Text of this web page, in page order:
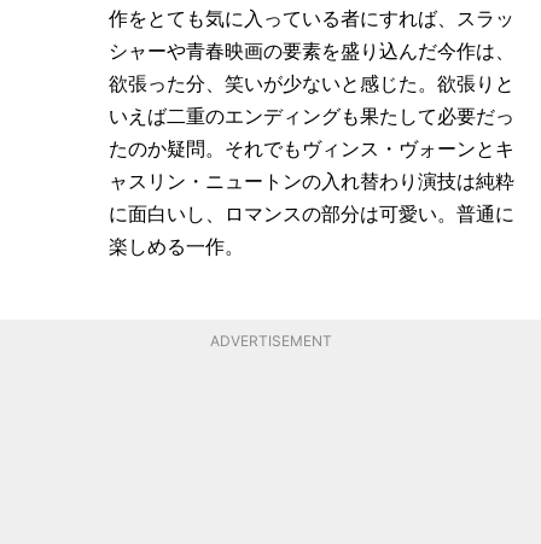
作をとても気に入っている者にすれば、スラッ
シャーや青春映画の要素を盛り込んだ今作は、
欲張った分、笑いが少ないと感じた。欲張りと
いえば二重のエンディングも果たして必要だっ
たのか疑問。それでもヴィンス・ヴォーンとキ
ャスリン・ニュートンの入れ替わり演技は純粋
に面白いし、ロマンスの部分は可愛い。普通に
楽しめる一作。
ADVERTISEMENT